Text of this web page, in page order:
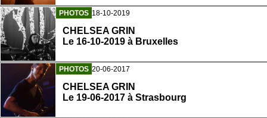
PHOTOS 18-10-2019
CHELSEA GRIN
Le 16-10-2019 à Bruxelles
PHOTOS 20-06-2017
CHELSEA GRIN
Le 19-06-2017 à Strasbourg